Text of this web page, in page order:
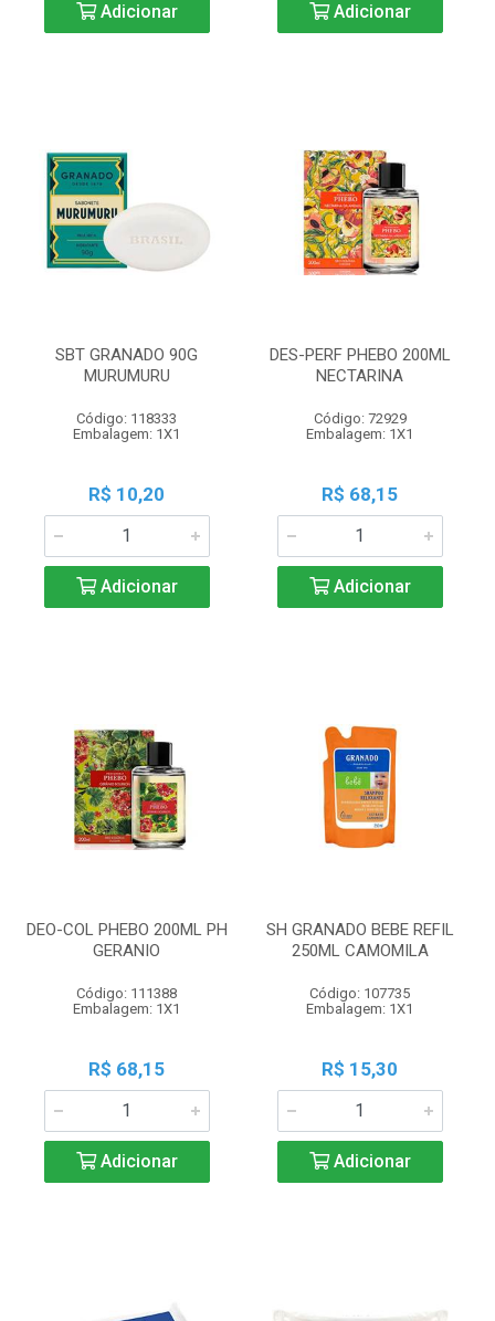
Adicionar Adicionar
SBT GRANADO 90G
MURUMURU
Código: 118333
Embalagem: 1X1
R$ 10,20
Adicionar
DES-PERF PHEBO 200ML
NECTARINA
Código: 72929
Embalagem: 1X1
R$ 68,15
Adicionar
DEO-COL PHEBO 200ML PH
GERANIO
Código: 111388
Embalagem: 1X1
R$ 68,15
Adicionar
SH GRANADO BEBE REFIL
250ML CAMOMILA
Código: 107735
Embalagem: 1X1
R$ 15,30
Adicionar